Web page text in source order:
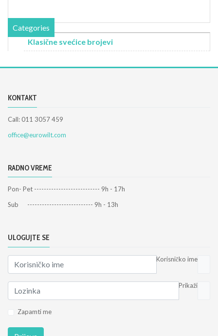
Categories
Klasične svećice brojevi
KONTAKT
Call: 011 3057 459
office@eurowilt.com
RADNO VREME
Pon- Pet --------------------------- 9h - 17h
Sub --------------------------- 9h - 13h
ULOGUJTE SE
Korisničko ime
Prikaži
Zapamti me